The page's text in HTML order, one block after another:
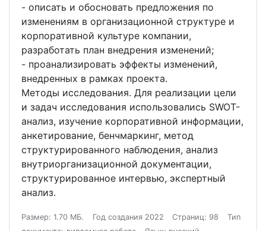
- описать и обосновать предложения по
изменениям в организационной структуре и
корпоративной культуре компании,
разработать план внедрения изменений;
- проанализировать эффекты изменений,
внедренных в рамках проекта.
Методы исследования. Для реализации цели
и задач исследования использовались SWOT-
анализ, изучение корпоративной информации,
анкетирование, бенчмаркинг, метод
структурированного наблюдения, анализ
внутриорганизационной документации,
структурированное интервью, экспертный
анализ.
Размер: 1.70 МБ. Год создания 2022 Страниц: 98
Тип